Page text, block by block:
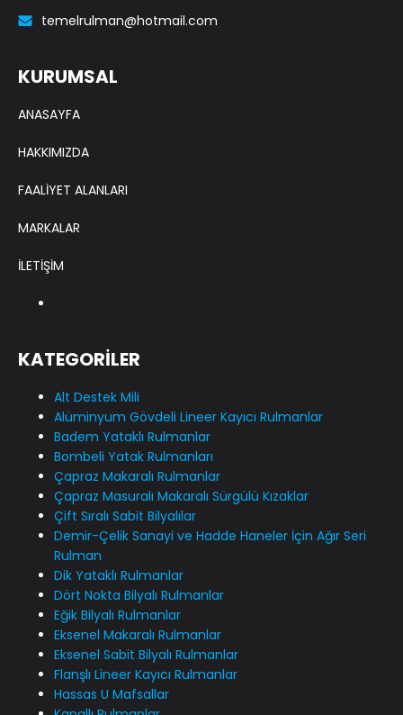
temelrulman@hotmail.com
KURUMSAL
ANASAYFA
HAKKIMIZDA
FAALİYET ALANLARI
MARKALAR
İLETİŞİM
KATEGORİLER
Alt Destek Mili
Alüminyum Gövdeli Lineer Kayıcı Rulmanlar
Badem Yataklı Rulmanlar
Bombeli Yatak Rulmanları
Çapraz Makaralı Rulmanlar
Çapraz Masuralı Makaralı Sürgülü Kızaklar
Çift Sıralı Sabit Bilyalılar
Demir-Çelik Sanayi ve Hadde Haneler İçin Ağır Seri
Rulman
Dik Yataklı Rulmanlar
Dört Nokta Bilyalı Rulmanlar
Eğik Bilyalı Rulmanlar
Eksenel Makaralı Rulmanlar
Eksenel Sabit Bilyalı Rulmanlar
Flanşlı Lineer Kayıcı Rulmanlar
Hassas U Mafsallar